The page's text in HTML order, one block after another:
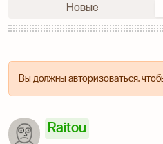
Новые
Вы должны авторизоваться,
Raitou